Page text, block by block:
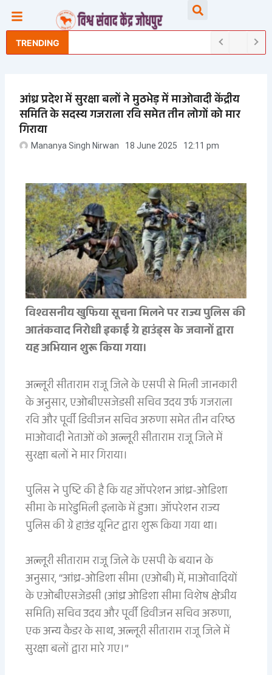
TRENDING
आंध्र प्रदेश में सुरक्षा बलों ने मुठभेड़ में माओवादी केंद्रीय
समिति के सदस्य गजराला रवि समेत तीन लोगों को मार
गिराया
Mananya Singh Nirwan 18 June 2025 12:11 pm
विश्वसनीय खुफिया सूचना मिलने पर राज्य पुलिस की
आतंकवाद निरोधी इकाई ग्रे हाउंड्स के जवानों द्वारा
यह अभियान शुरू किया गया।
अल्लूरी सीताराम राजू जिले के एसपी से मिली जानकारी
के अनुसार, एओबीएसजेडसी सचिव उदय उर्फ गजराला
रवि और पूर्वी डिवीजन सचिव अरुणा समेत तीन वरिष्ठ
माओवादी नेताओं को अल्लूरी सीताराम राजू जिले में
सुरक्षा बलों ने मार गिराया।
पुलिस ने पुष्टि की है कि यह ऑपरेशन आंध्र-ओडिशा
सीमा के मारेडुमिली इलाके में हुआ। ऑपरेशन राज्य
पुलिस की ग्रे हाउंड यूनिट द्वारा शुरू किया गया था।
अल्लूरी सीताराम राजू जिले के एसपी के बयान के
अनुसार, “आंध्र-ओडिशा सीमा (एओबी) में, माओवादियों
के एओबीएसजेडसी (आंध्र ओडिशा सीमा विशेष क्षेत्रीय
समिति) सचिव उदय और पूर्वी डिवीजन सचिव अरुणा,
एक अन्य कैडर के साथ, अल्लूरी सीताराम राजू जिले में
सुरक्षा बलों द्वारा मारे गए।”